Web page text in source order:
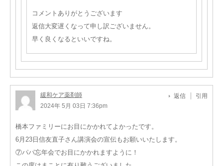
コメントありがとうございます
返信大変遅くなって申し訳ございません。
早く良くなるといいですね。
緩和ケア薬剤師
2024年 5月 03日 7:36pm
返信 引用
橋本ファミリーにお目にかかれてよかったです。
6月23日信友直子さん講演会の宣伝もお願いいたします。
⑦パパ忘年会でお目にかかれますように！